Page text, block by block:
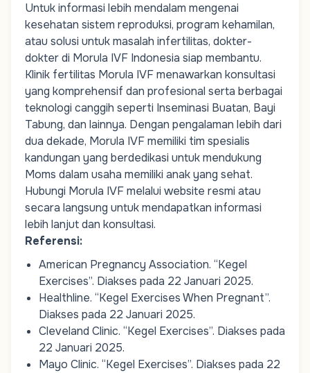
Untuk informasi lebih mendalam mengenai
kesehatan sistem reproduksi, program kehamilan,
atau solusi untuk masalah infertilitas, dokter-
dokter di Morula IVF Indonesia siap membantu.
Klinik fertilitas Morula IVFmenawarkan konsultasi
yang komprehensif dan profesional serta berbagai
teknologi canggih seperti Inseminasi Buatan, Bayi
Tabung, dan lainnya. Dengan pengalaman lebih dari
dua dekade, Morula IVF memiliki tim spesialis
kandungan yang berdedikasi untuk mendukung
Moms dalam usaha memiliki anak yang sehat.
Hubungi Morula IVF melalui website resmi atau
secara langsung untuk mendapatkan informasi
lebih lanjut dan konsultasi.
Referensi:
American Pregnancy Association. “Kegel
Exercises”. Diakses pada 22 Januari 2025.
Healthline. “Kegel Exercises When Pregnant”.
Diakses pada 22 Januari 2025.
Cleveland Clinic. “Kegel Exercises”. Diakses pada
22 Januari 2025.
Mayo Clinic. “Kegel Exercises”. Diakses pada 22